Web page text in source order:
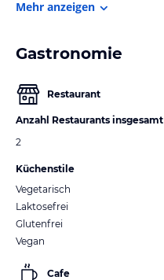
Mehr anzeigen
Gastronomie
Restaurant
Anzahl Restaurants insgesamt
2
Küchenstile
Vegetarisch
Laktosefrei
Glutenfrei
Vegan
Cafe